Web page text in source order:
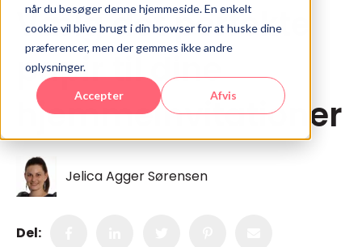
når du besøger denne hjemmeside. En enkelt
cookie vil blive brugt i din browser for at huske dine
præferencer, men der gemmes ikke andre
oplysninger.
Accepter Afvis
Vælg det perfekte
papir til dine
hjemmeinvitationer
Jelica Agger Sørensen
Del: